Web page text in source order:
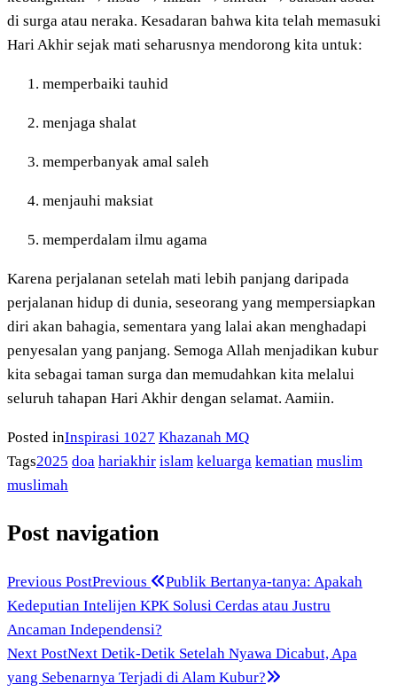
di surga atau neraka. Kesadaran bahwa kita telah memasuki
Hari Akhir sejak mati seharusnya mendorong kita untuk:
memperbaiki tauhid
menjaga shalat
memperbanyak amal saleh
menjauhi maksiat
memperdalam ilmu agama
Karena perjalanan setelah mati lebih panjang daripada
perjalanan hidup di dunia, seseorang yang mempersiapkan
diri akan bahagia, sementara yang lalai akan menghadapi
penyesalan yang panjang. Semoga Allah menjadikan kubur
kita sebagai taman surga dan memudahkan kita melalui
seluruh tahapan Hari Akhir dengan selamat. Aamiin.
Posted inInspirasi 1027 Khazanah MQ
Tags2025 doa hariakhir islam keluarga kematian muslim
muslimah
Post navigation
Previous PostPrevious
Publik Bertanya-tanya: Apakah
Kedeputian Intelijen KPK Solusi Cerdas atau Justru
Ancaman Independensi?
Next PostNext Detik-Detik Setelah Nyawa Dicabut, Apa
yang Sebenarnya Terjadi di Alam Kubur?